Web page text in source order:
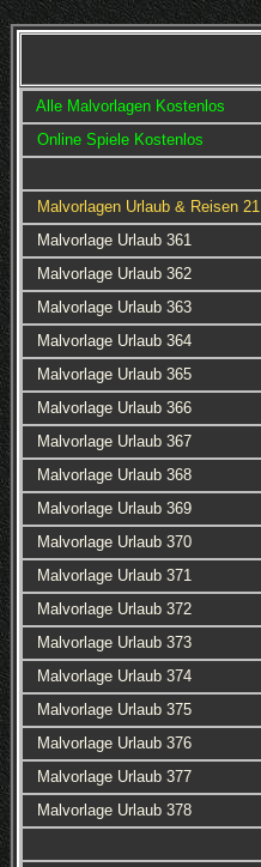
Alle Malvorlagen Kostenlos
Online Spiele Kostenlos
Malvorlagen Urlaub & Reisen 21
Malvorlage Urlaub 361
Malvorlage Urlaub 362
Malvorlage Urlaub 363
Malvorlage Urlaub 364
Malvorlage Urlaub 365
Malvorlage Urlaub 366
Malvorlage Urlaub 367
Malvorlage Urlaub 368
Malvorlage Urlaub 369
Malvorlage Urlaub 370
Malvorlage Urlaub 371
Malvorlage Urlaub 372
Malvorlage Urlaub 373
Malvorlage Urlaub 374
Malvorlage Urlaub 375
Malvorlage Urlaub 376
Malvorlage Urlaub 377
Malvorlage Urlaub 378